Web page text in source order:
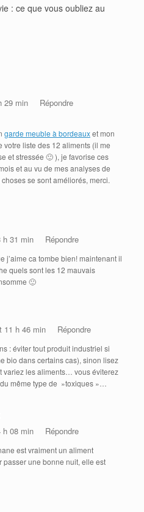
: ce que vous oubliez au
29 min
Répondre
garde meuble à bordeauxet mon
votre liste des 12 aliments (il me
et stressée 🙂 ), je favorise ces
et au vu de mes analyses de
se sont améliorés, merci.
h 31 min Répondre
j’aime ca tombe bien! maintenant il
quels sont les 12 mauvais
🙂
11 h 46 min Répondre
: éviter tout produit industriel si
bio dans certains cas), sinon lisez
variez les aliments… vous éviterez
même type de »toxiques »…
h 08 min Répondre
est vraiment un aliment
passer une bonne nuit, elle est